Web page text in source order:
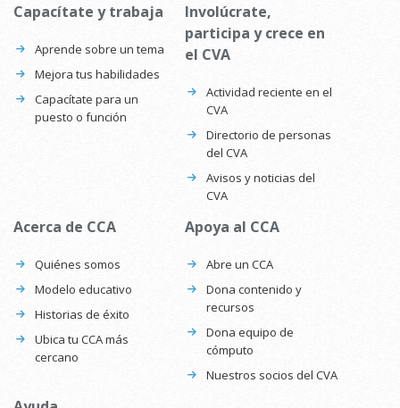
Capacítate y trabaja
Aprende sobre un tema
Mejora tus habilidades
Capacítate para un
puesto o función
Involúcrate,
participa y crece en
el CVA
Actividad reciente en el
CVA
Directorio de personas
del CVA
Avisos y noticias del
CVA
Acerca de CCA
Quiénes somos
Modelo educativo
Historias de éxito
Ubica tu CCA más
cercano
Apoya al CCA
Abre un CCA
Dona contenido y
recursos
Dona equipo de
cómputo
Nuestros socios del CVA